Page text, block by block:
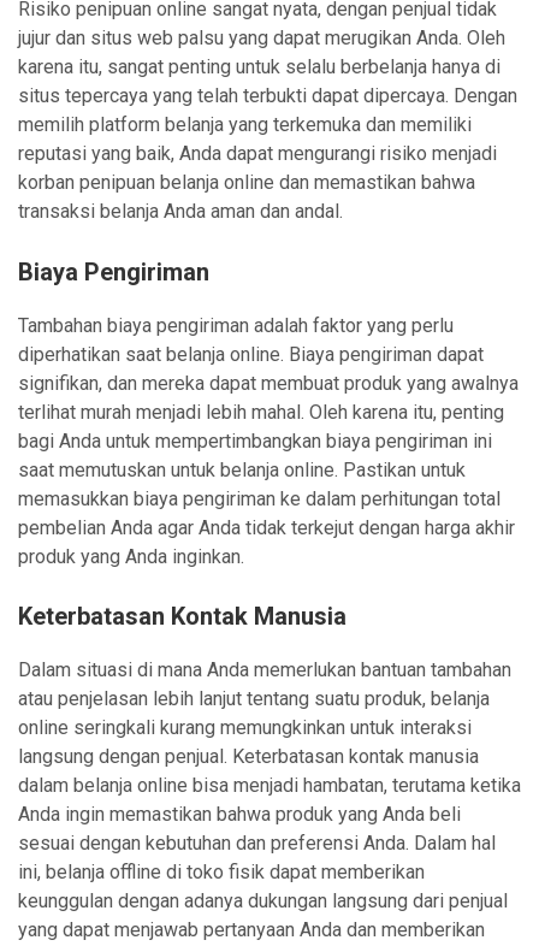
Risiko penipuan online sangat nyata, dengan penjual tidak
jujur dan situs web palsu yang dapat merugikan Anda. Oleh
karena itu, sangat penting untuk selalu berbelanja hanya di
situs tepercaya yang telah terbukti dapat dipercaya. Dengan
memilih platform belanja yang terkemuka dan memiliki
reputasi yang baik, Anda dapat mengurangi risiko menjadi
korban penipuan belanja online dan memastikan bahwa
transaksi belanja Anda aman dan andal.
Biaya Pengiriman
Tambahan biaya pengiriman adalah faktor yang perlu
diperhatikan saat belanja online. Biaya pengiriman dapat
signifikan, dan mereka dapat membuat produk yang awalnya
terlihat murah menjadi lebih mahal. Oleh karena itu, penting
bagi Anda untuk mempertimbangkan biaya pengiriman ini
saat memutuskan untuk belanja online. Pastikan untuk
memasukkan biaya pengiriman ke dalam perhitungan total
pembelian Anda agar Anda tidak terkejut dengan harga akhir
produk yang Anda inginkan.
Keterbatasan Kontak Manusia
Dalam situasi di mana Anda memerlukan bantuan tambahan
atau penjelasan lebih lanjut tentang suatu produk, belanja
online seringkali kurang memungkinkan untuk interaksi
langsung dengan penjual. Keterbatasan kontak manusia
dalam belanja online bisa menjadi hambatan, terutama ketika
Anda ingin memastikan bahwa produk yang Anda beli
sesuai dengan kebutuhan dan preferensi Anda. Dalam hal
ini, belanja offline di toko fisik dapat memberikan
keunggulan dengan adanya dukungan langsung dari penjual
yang dapat menjawab pertanyaan Anda dan memberikan